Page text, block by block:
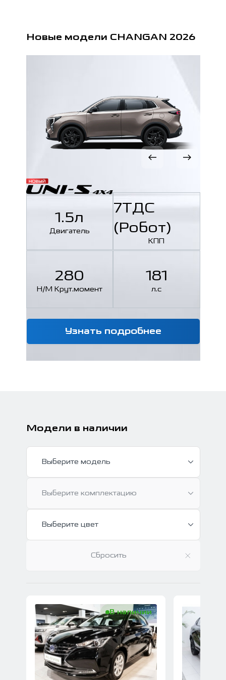
Новые модели CHANGAN 2026
1.5л
Двигатель
7ТДС
(Робот)
КПП
280
Н/М Крут.момент
181
л.с
Узнать подробнее
Модели в наличии
Выберите модель
Выберите комплектацию
Выберите цвет
Сбросить
В наличии